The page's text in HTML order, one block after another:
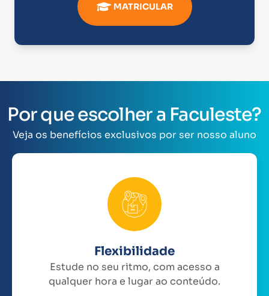
MATRICULAR
Por que escolher a Faculeste?
Veja os benefícios exclusivos por ser nosso aluno
Flexibilidade
Estude no seu ritmo, com acesso a
qualquer hora e lugar ao conteúdo.